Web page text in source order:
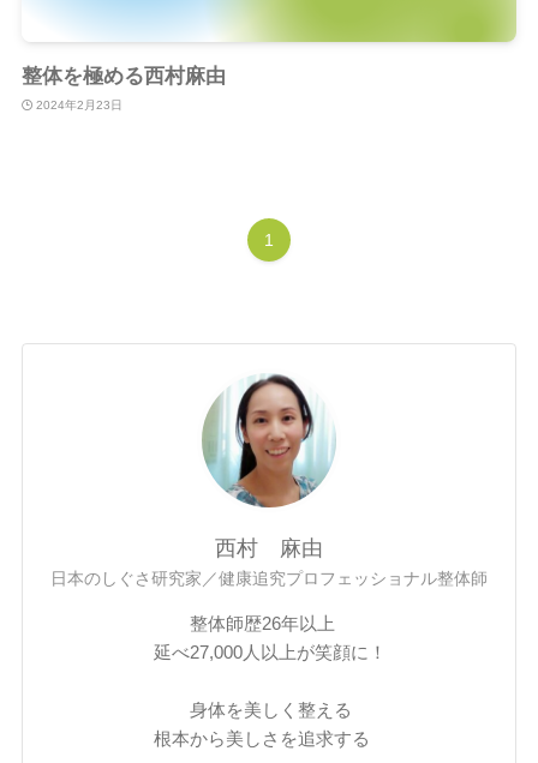
整体を極める西村麻由
2024年2月23日
1
西村 麻由
日本のしぐさ研究家／健康追究プロフェッショナル整体師
整体師歴26年以上
延べ27,000人以上が笑顔に！
身体を美しく整える
根本から美しさを追求する